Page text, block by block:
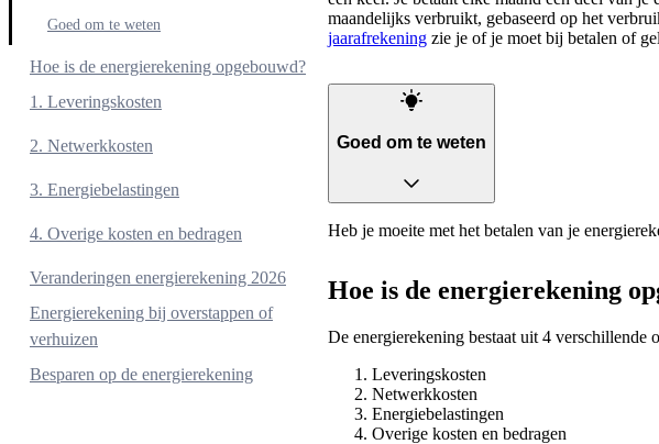
Goed om te weten
Hoe is de energierekening opgebouwd?
1. Leveringskosten
1.1 Verbruikskosten
1.4 Terugleververgoeding
2. Netwerkkosten
2.1 Aansluitkosten
3. Energiebelastingen
3.1 Energiebelasting
4. Overige kosten en bedragen
4.1 Verbruik
4.2 In rekening gebrachte bedragen
4.3 Nieuw termijnbedrag
Veranderingen energierekening 2026
Energierekening bij overstappen of
verhuizen
Besparen op de energierekening
maandelijks verbruikt, gebaseerd op het
jaarafrekening zie je of je moet bij betalen of
Goed om te weten
Heb je moeite met het betalen van je
Hoe is de energierekening
De energierekening bestaat uit 4 verschillende
Leveringskosten
Netwerkkosten
Energiebelastingen
Overige kosten en bedragen